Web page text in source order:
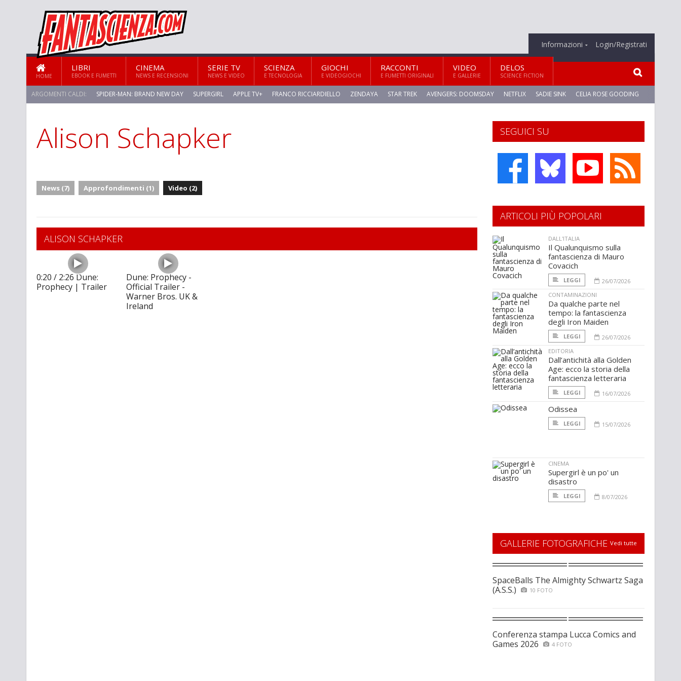
Informazioni Login/Registrati
HOME
LIBRI
EBOOK E FUMETTI
CINEMA
NEWS E RECENSIONI
SERIE TV
NEWS E VIDEO
SCIENZA
E TECNOLOGIA
GIOCHI
E VIDEOGIOCHI
RACCONTI
E FUMETTI ORIGINALI
VIDEO
E GALLERIE
DELOS
SCIENCE FICTION
ARGOMENTI CALDI: SPIDER-MAN: BRAND NEW DAY SUPERGIRL APPLE TV+ FRANCO RICCIARDIELLO ZENDAYA STAR TREK AVENGERS: DOOMSDAY NETFLIX SADIE SINK CELIA ROSE GOODING
Alison Schapker
News (7) Approfondimenti (1) Video (2)
ALISON SCHAPKER
0:20 / 2:26 Dune:
Prophecy | Trailer
Dune: Prophecy -
Official Trailer -
Warner Bros. UK &
Ireland
SEGUICI SU
ARTICOLI PIÙ POPOLARI
DALL'ITALIA
Il Qualunquismo sulla
fantascienza di Mauro
Covacich
LEGGI
26/07/2026
CONTAMINAZIONI
Da qualche parte nel
tempo: la fantascienza
degli Iron Maiden
LEGGI
26/07/2026
EDITORIA
Dall’antichità alla Golden
Age: ecco la storia della
fantascienza letteraria
LEGGI 16/07/2026
Odissea
LEGGI 15/07/2026
CINEMA
Supergirl è un po' un
disastro
LEGGI 8/07/2026
GALLERIE FOTOGRAFICHE Vedi tutte
SpaceBalls The Almighty Schwartz Saga
(A.S.S.)
10 FOTO
Conferenza stampa Lucca Comics and
Games 2026
4 FOTO